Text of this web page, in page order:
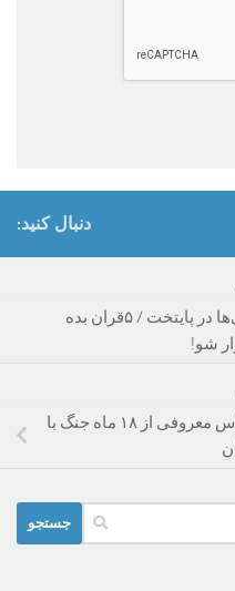
دنبال کنید:
«فورد» نخستین تاکسی ایرانی‌ها در پایتخت / ۵قران بده
شو!
می‌خواهم زنده بمانم!/روایت عباس معروفی از ۱۸ ماه جنگ با